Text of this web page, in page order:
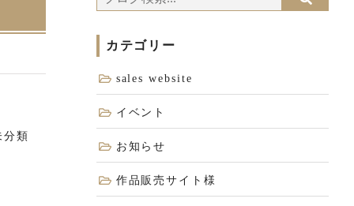
分類
カテゴリー
sales website
イベント
お知らせ
作品販売サイト様